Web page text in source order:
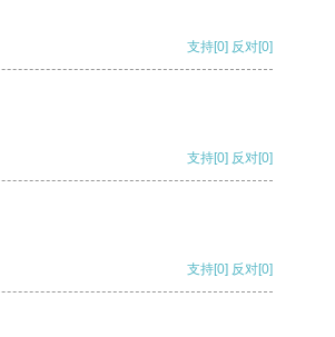
支持[0] 反对[0]
支持[0] 反对[0]
支持[0] 反对[0]